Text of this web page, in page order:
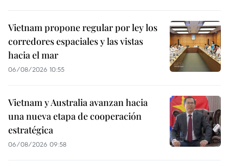
Vietnam propone regular por ley los
corredores espaciales y las vistas
hacia el mar
06/08/2026 10:55
Vietnam y Australia avanzan hacia
una nueva etapa de cooperación
estratégica
06/08/2026 09:58